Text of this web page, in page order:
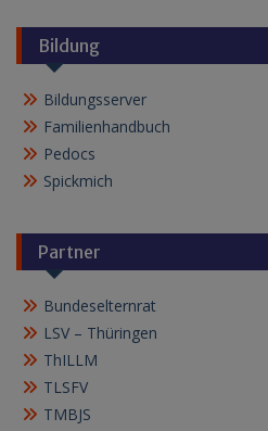
Bildung
Bildungsserver
Familienhandbuch
Pedocs
Spickmich
Partner
Bundeselternrat
LSV – Thüringen
ThILLM
TLSFV
TMBJS